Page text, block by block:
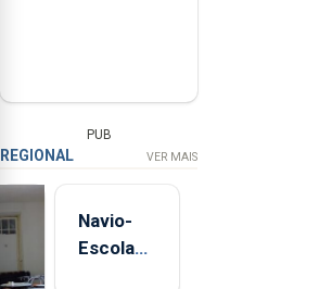
PUB
REGIONAL VER MAIS
Navio-
Escola